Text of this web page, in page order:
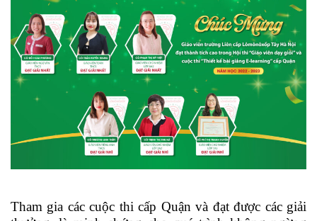
️Tham gia các cuộc thi cấp Quận và đạt được các giải